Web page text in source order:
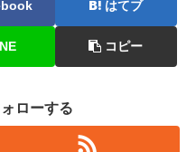
はてブ
コピー
ローする